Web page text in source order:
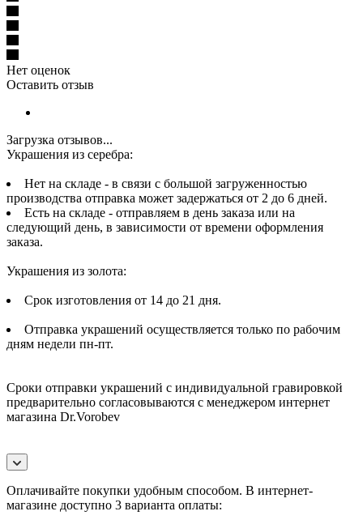
Нет оценок
Оставить отзыв
Загрузка отзывов...
Украшения из серебра:
Нет на складе - в связи с большой загруженностью
производства отправка может задержаться от 2 до 6 дней.
Есть на складе - отправляем в день заказа или на
следующий день, в зависимости от времени оформления
заказа.
Украшения из золота:
Срок изготовления от 14 до 21 дня.
Отправка украшений осуществляется только по рабочим
дням недели пн-пт.
Сроки отправки украшений с индивидуальной гравировкой
предварительно согласовываются с менеджером интернет
магазина Dr.Vorobev
Оплачивайте покупки удобным способом. В интернет-
магазине доступно 3 варианта оплаты: